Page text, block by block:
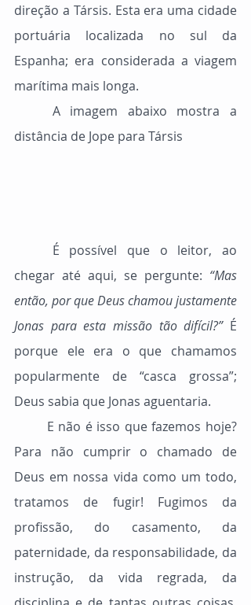
direção a Társis. Esta era uma cidade
portuária localizada no sul da
Espanha; era considerada a viagem
marítima mais longa.
distância de Jope para Társis
chegar até aqui, se pergunte: “Mas
então, por que Deus chamou justamente
Jonas para esta missão tão difícil?” É
porque ele era o que chamamos
popularmente de “casca grossa”;
Deus sabia que Jonas aguentaria.
Para não cumprir o chamado de
Deus em nossa vida como um todo,
tratamos de fugir! Fugimos da
profissão, do casamento, da
paternidade, da responsabilidade, da
instrução, da vida regrada, da